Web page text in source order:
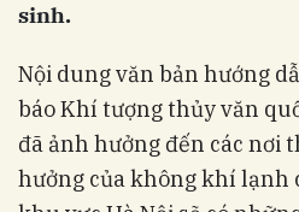
sinh.
Nội dung văn bản hướng
báo Khí tượng thủy văn
đã ảnh hưởng đến các nơi
hưởng của không khí lạnh